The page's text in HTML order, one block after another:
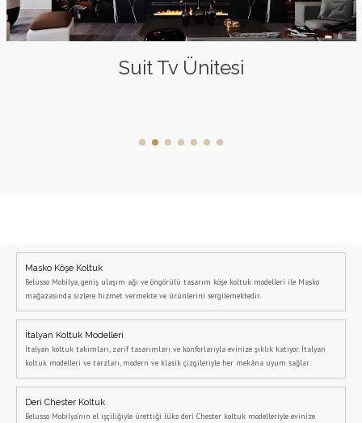
Suit Tv Ünitesi
Masko Köşe Koltuk
Belusso Mobilya, geniş ulaşım ağı ve öngörülü tasarım köşe koltuk modelleri ile Masko
mağazasında sizlere hizmet vermekte ve ürünlerini sergilemektedir.
İtalyan Koltuk Modelleri
İtalyan koltuk takımları, zarif tasarımları ve konforlarıyla evinize şıklık katıyor. İtalyan
koltuk modelleri ve tarzları, modern ve klasik çizgileriyle her mekâna uyum sağlar.
Deri Chester Koltuk
Belusso Mobilya’nın el işçiliğiyle ürettiği lüks deri Chester koltuk modelleriyle evinize